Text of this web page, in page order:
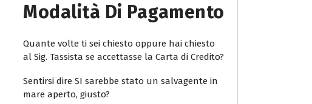
Modalità Di Pagamento
Quante volte ti sei chiesto oppure hai chiesto
al Sig. Tassista se accettasse la Carta di Credito?
Sentirsi dire SI sarebbe stato un salvagente in
mare aperto, giusto?